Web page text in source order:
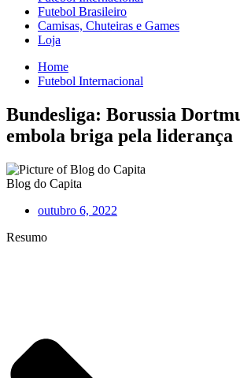
Futebol Brasileiro
Camisas, Chuteiras e Games
Loja
Home
Futebol Internacional
Bundesliga: Borussia
embola briga pela liderança
Blog do Capita
outubro 6, 2022
Resumo